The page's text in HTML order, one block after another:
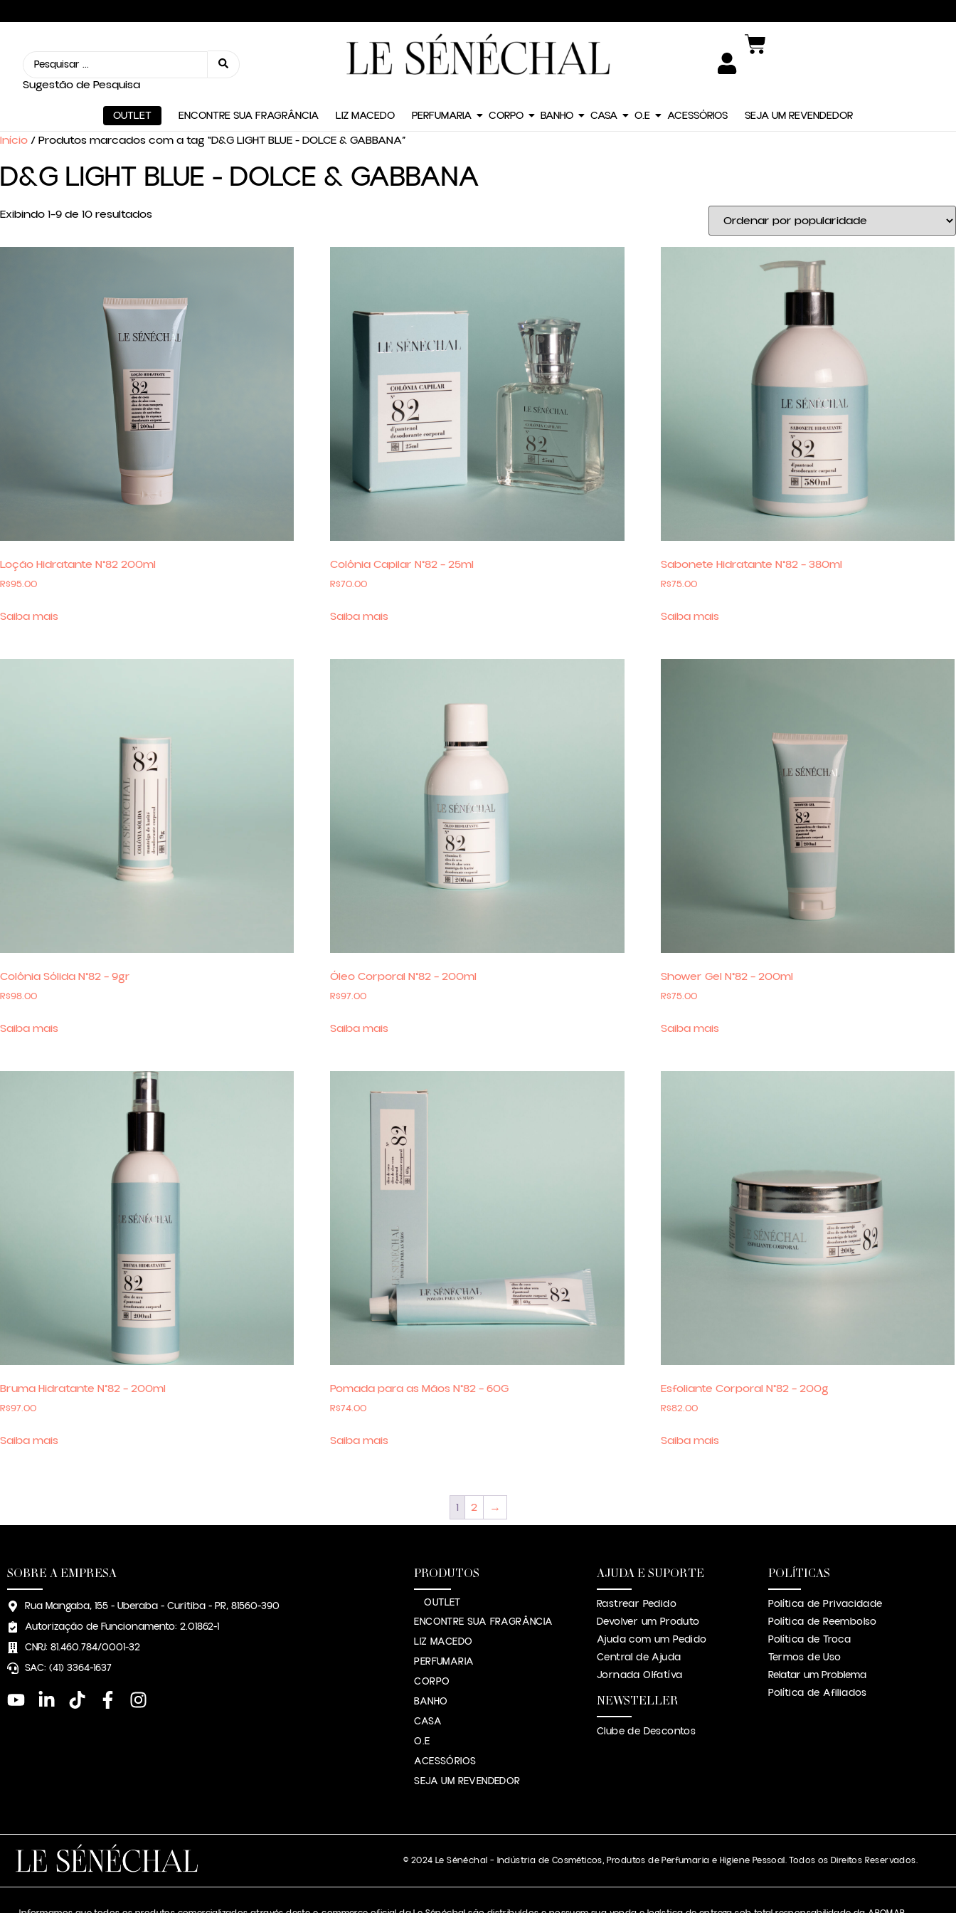
Sugestão de Pesquisa
OUTLET ENCONTRE SUA FRAGRÂNCIA LIZ MACEDO PERFUMARIA CORPO BANHO CASA O.E ACESSÓRIOS SEJA UM REVENDEDOR
Início/ Produtos marcados com a tag “D&G LIGHT BLUE - DOLCE & GABBANA”
D&G LIGHT BLUE - DOLCE & GABBANA
Exibindo 1–9 de 10 resultados
Loção Hidratante N°82 200ml
R$95.00
Saiba mais
Colônia Capilar N°82 – 25ml
R$70.00
Saiba mais
Sabonete Hidratante N°82 – 380ml
R$75.00
Saiba mais
Colônia Sólida N°82 – 9gr
R$98.00
Saiba mais
Óleo Corporal N°82 – 200ml
R$97.00
Saiba mais
Shower Gel N°82 – 200ml
R$75.00
Saiba mais
Bruma Hidratante N°82 – 200ml
R$97.00
Saiba mais
Pomada para as Mãos N°82 – 60G
R$74.00
Saiba mais
Esfoliante Corporal N°82 – 200g
R$82.00
Saiba mais
1 2 →
SOBRE A EMPRESA
Rua Mangaba, 155 - Uberaba - Curitiba - PR, 81560-390
Autorização de Funcionamento: 2.01862-1
CNPJ: 81.460.784/0001-32
SAC: (41) 3364-1637
PRODUTOS
OUTLET
ENCONTRE SUA FRAGRÂNCIA
LIZ MACEDO
PERFUMARIA
CORPO
BANHO
CASA
O.E
ACESSÓRIOS
SEJA UM REVENDEDOR
AJUDA E SUPORTE
Rastrear Pedido
Devolver um Produto
Ajuda com um Pedido
Central de Ajuda
Jornada Olfatíva
NEWSTELLER
Clube de Descontos
POLÍTICAS
Política de Privacidade
Política de Reembolso
Política de Troca
Termos de Uso
Relatar um Problema
Política de Afiliados
© 2024 Le Sénéchal – Indústria de Cosméticos, Produtos de Perfumaria e Higiene Pessoal. Todos os Direitos Reservados.